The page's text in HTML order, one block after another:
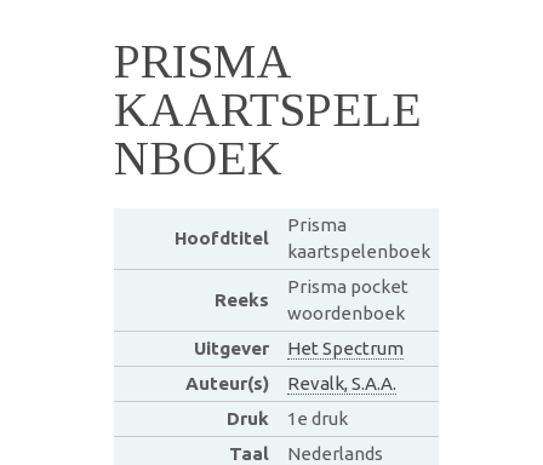
PRISMA
KAARTSPELE
NBOEK
Hoofdtitel
Prisma
kaartspelenboek
Reeks
Prisma pocket
woordenboek
Uitgever
Het Spectrum
Auteur(s)
Revalk, S.A.A.
Druk
1e druk
Taal
Nederlands